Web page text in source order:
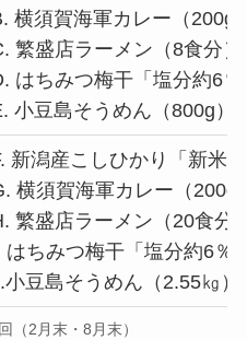
横須賀海軍カレー（
繁盛店ラーメン（8食分）
はちみつ梅干「塩分約6
小豆島そうめん（800g）
新潟産こしひかり「新米
横須賀海軍カレー（
繁盛店ラーメン（20食分
はちみつ梅干「塩分約6％
小豆島そうめん（2.55㎏）
（2月末・8月末）